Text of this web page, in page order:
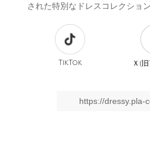
された特別なドレスコレクショ
TikTok Ｘ(旧
https://dressy.pla-